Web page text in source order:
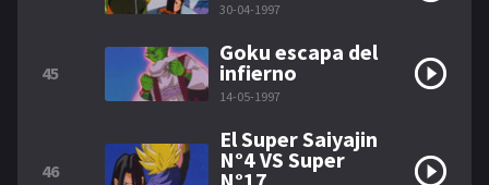
30-04-1997
45
Goku escapa del
infierno
14-05-1997
46
El Super Saiyajin
N°4 VS Super